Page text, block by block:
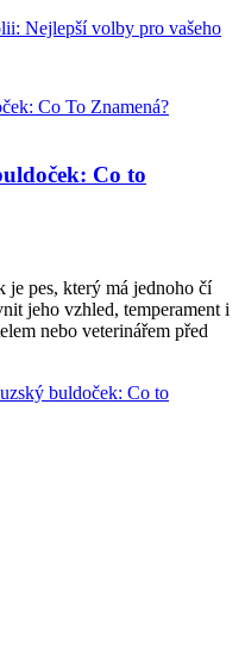
Nejlepší volby pro vašeho
Co to
je pes, který má jednoho čí
jeho vzhled, temperament i
nebo veterinářem před
buldoček: Co to